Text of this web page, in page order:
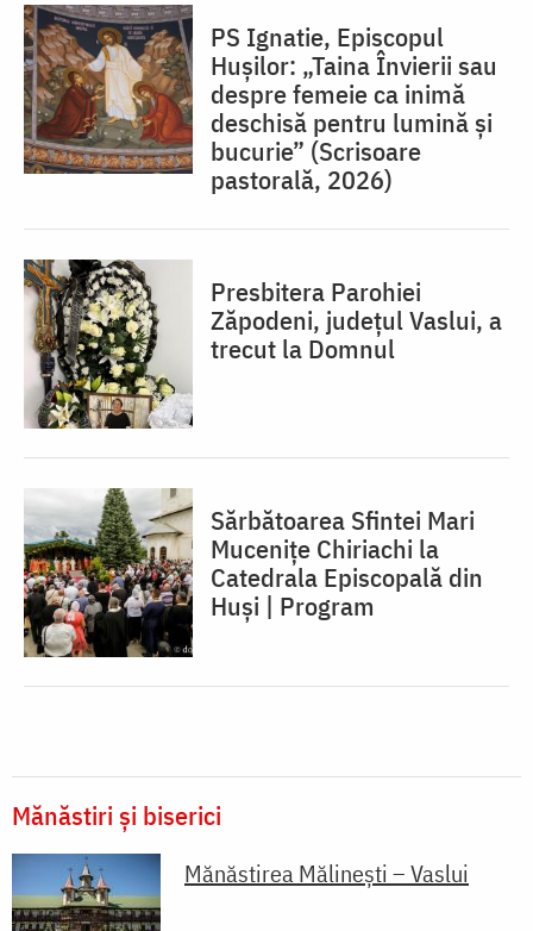
PS Ignatie, Episcopul
Hușilor: „Taina Învierii sau
despre femeie ca inimă
deschisă pentru lumină şi
bucurie” (Scrisoare
pastorală, 2026)
Presbitera Parohiei
Zăpodeni, județul Vaslui, a
trecut la Domnul
Sărbătoarea Sfintei Mari
Mucenițe Chiriachi la
Catedrala Episcopală din
Huși | Program
Mănăstiri și biserici
Mănăstirea Mălinești – Vaslui